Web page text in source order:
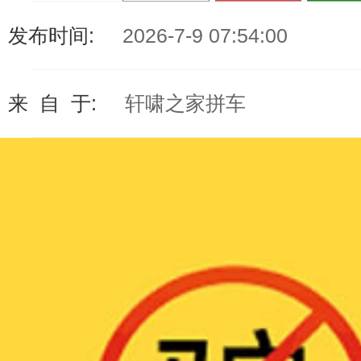
发布时间: 2026-7-9 07:54:00
来 自 于: 轩啸之家拼车